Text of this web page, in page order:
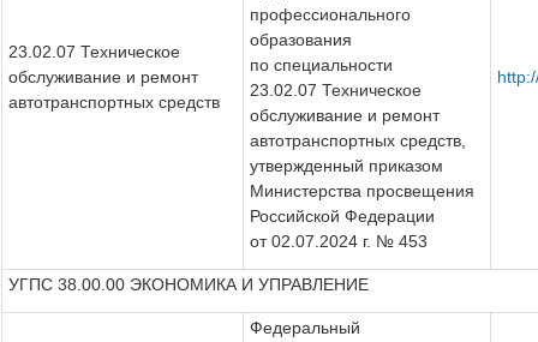
23.02.07 Техническое
обслуживание и ремонт
автотранспортных средств
профессионального
образования
по специальности
23.02.07 Техническое
обслуживание и ремонт
автотранспортных средств,
утвержденный приказом
Министерства просвещения
Российской Федерации
от 02.07.2024 г. № 453
УГПС 38.00.00 ЭКОНОМИКА И УПРАВЛЕНИЕ
Федеральный